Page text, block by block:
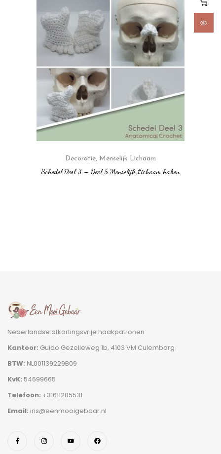
Decoratie, Menselijk Lichaam
Schedel Deel 3 – Deel 5 Menselijk Lichaam haken
Nederlandse afkortingsvrije haakpatronen
Kantoor: Guido Gezelleweg 1b, 4103 VM Culemborg
BTW: NL001139229B09
KvK: 54699665
Telefoon: +31611205531
Email: iris@eenmooigebaar.nl